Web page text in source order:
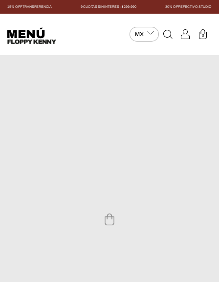
15% OFF TRANSFERENCIA 9 CUOTAS SIN INTERÉS +$299.990 30% OFF EFECTIVO STUDIO
MENÚ 0